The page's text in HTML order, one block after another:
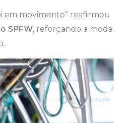
em movimento” reafirmou
SPFW, reforçando a moda